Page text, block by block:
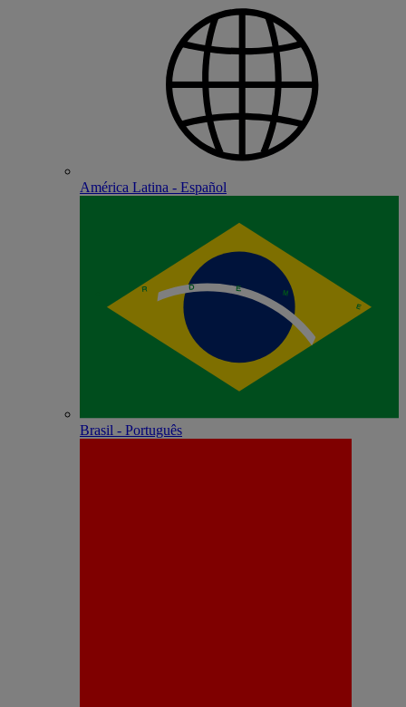
América Latina - Español
Brasil - Português